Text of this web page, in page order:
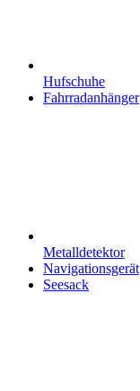
Hufschuhe
Fahrradanhänger
Metalldetektor
Navigationsgerät
Seesack